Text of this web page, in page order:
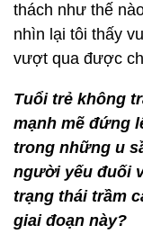
thách như thế
nhìn lại tôi thấy
vượt qua được
Tuổi trẻ không
mạnh mẽ đứng
trong những u
người yếu đuối
trạng thái trầm
giai đoạn này?